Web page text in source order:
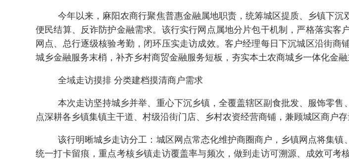
今年以来，麻阳农商行聚焦普惠金融属地职责，统筹城区提质、乡镇下
便民结算、反诈防护金融需求。该行实行网点属地分片包干机制，严格落实
网点、总行逐级核验考勤，闭环压实走访成效。客户经理每日下沉城区沿街
城乡金融服务末梢，补齐乡村商贸金融服务短板，夯实本土农商城乡一体化金融
全域走访摸排 分类建档摸清商户需求
本次走访坚持城乡并举、重心下沉乡镇，全覆盖辖区副食批发、服饰零
点深耕各乡镇集镇主干道、村级沿街门店、乡村农资经营商铺，兼顾城区商户
该行明晰城乡走访分工：城区网点常态化维护商圈商户，乡镇网点将集
统一打卡留痕，重点考核乡镇走访覆盖率与频次，做到走访可溯源、成效可考